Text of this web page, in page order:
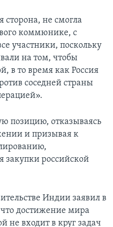
не смогла
коммюнике, с
участники, поскольку
на том, чтобы
в то время как Россия
соседней страны
позицию, отказываясь
и призывая к
закупки российской
Индии заявил в
что достижение мира
не входит в круг задач